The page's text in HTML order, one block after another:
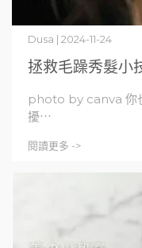
拯救毛躁秀髮小
Dusa | 2024-11-24
photo by canva 你
擾⋯
閱讀更多 ->